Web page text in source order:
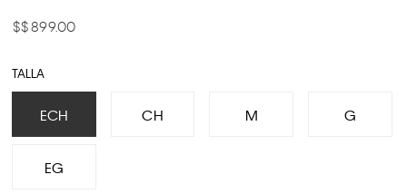
$ 899.00
TALLA
ECH CH M G
EG